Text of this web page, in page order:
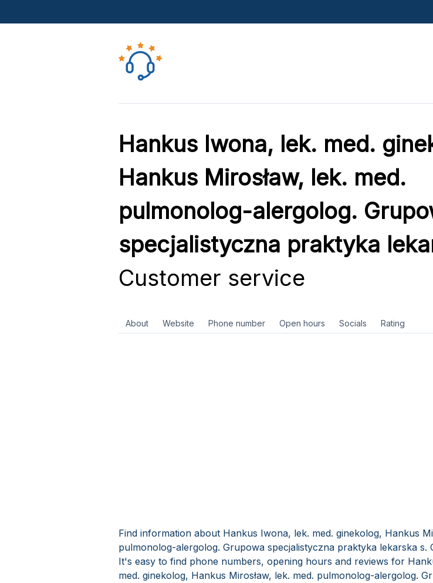
Hankus Iwona, lek. med.
Hankus Mirosław, lek. med.
pulmonolog-alergolog.
specjalistyczna praktyka
Customer service
About Website Phone number Open hours Socials Rating
Find information about Hankus Iwona, lek. med. ginekolog, Hankus
pulmonolog-alergolog. Grupowa specjalistyczna praktyka lekarska s.
It's easy to find phone numbers, opening hours and reviews for
med. ginekolog, Hankus Mirosław, lek. med. pulmonolog-alergolog.